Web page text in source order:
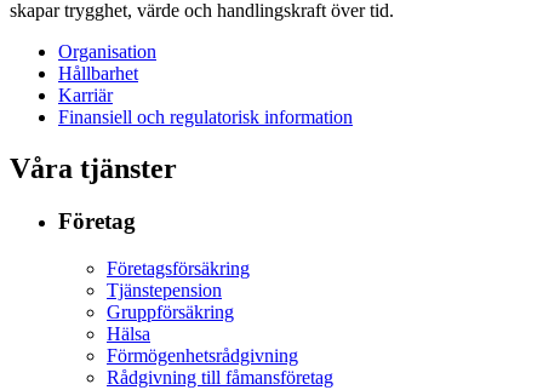
skapar trygghet, värde och handlingskraft över tid.
Organisation
Hållbarhet
Karriär
Finansiell och regulatorisk information
Våra tjänster
Företag
Företagsförsäkring
Tjänstepension
Gruppförsäkring
Hälsa
Förmögenhetsrådgivning
Rådgivning till fåmansföretag